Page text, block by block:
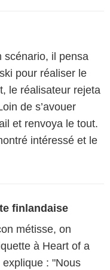
scénario, il pensa
pour réaliser le
le réalisateur rejeta
de s’avouer
et renvoya le tout.
intéressé et le
finlandaise
métisse, on
à Heart of a
: "Nous